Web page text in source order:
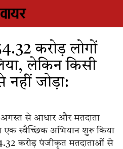
करोड़ लोगों
लेकिन किसी
नहीं जोड़ा:
अगस्त से आधार और मतदाता
एक स्वैच्छिक अभियान शुरू किया
करोड़ पंजीकृत मतदाताओं से